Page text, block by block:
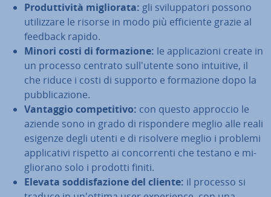
Pro­dut­ti­vi­tà mi­glio­ra­ta: gli svi­lup­pa­to­ri possono
uti­liz­za­re le risorse in modo più ef­fi­cien­te grazie al
feedback rapido.
Minori costi di for­ma­zio­ne: le ap­pli­ca­zio­ni create in
un processo centrato sul­l'u­ten­te sono intuitive, il
che riduce i costi di supporto e for­ma­zio­ne dopo la
pub­bli­ca­zio­ne.
Vantaggio com­pe­ti­ti­vo: con questo approccio le
aziende sono in grado di ri­spon­de­re meglio alle reali
esigenze degli utenti e di risolvere meglio i problemi
ap­pli­ca­ti­vi rispetto ai con­cor­ren­ti che testano e mi­
glio­ra­no solo i prodotti finiti.
Elevata sod­di­sfa­zio­ne del cliente: il processo si